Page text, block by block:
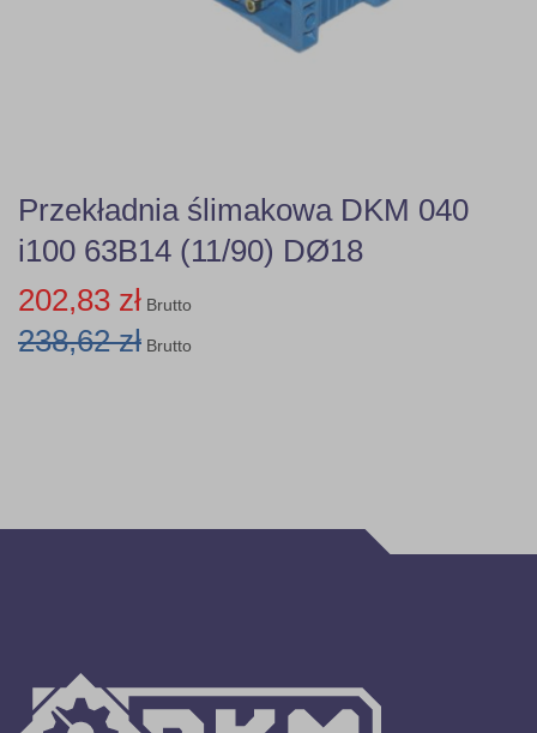
Przekładnia ślimakowa DKM 040
i100 63B14 (11/90) DØ18
202,83 zł Brutto
238,62 zł Brutto